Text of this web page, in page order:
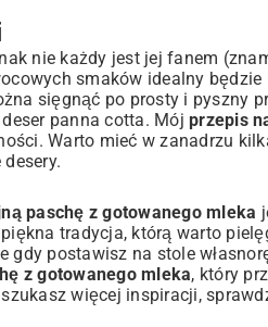
nie każdy jest jej fanem
smaków idealny będzie
sięgnąć po prosty i pyszny
deser panna cotta. Mój przepis
Warto mieć w zanadrzu
paschę z gotowanego mleka
tradycja, którą warto
gdy postawisz na stole
z gotowanego mleka, który
więcej inspiracji,